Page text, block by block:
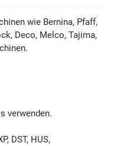
wie Bernina, Pfaff,
Deco, Melco, Tajima,
verwenden.
DST, HUS,